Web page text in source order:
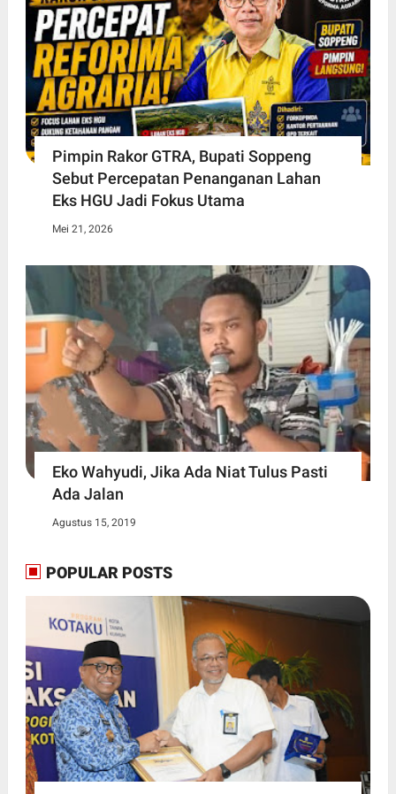
Pimpin Rakor GTRA, Bupati Soppeng
Sebut Percepatan Penanganan Lahan
Eks HGU Jadi Fokus Utama
Mei 21, 2026
Eko Wahyudi, Jika Ada Niat Tulus Pasti
Ada Jalan
Agustus 15, 2019
POPULAR POSTS